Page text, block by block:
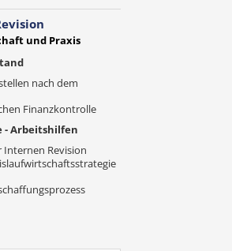
und Praxis
nach dem
Finanzkontrolle
- Arbeitshilfen
Internen Revision